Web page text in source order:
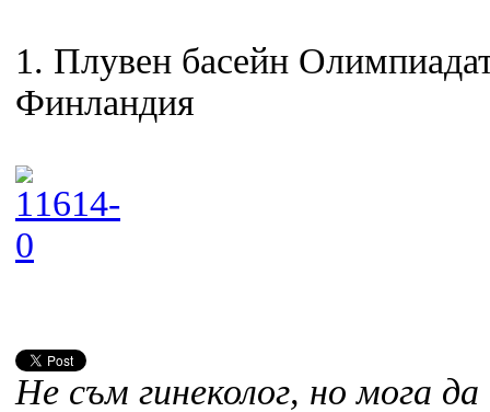
1. Плувен басейн
Финландия
Не съм гинеколог, но мога да